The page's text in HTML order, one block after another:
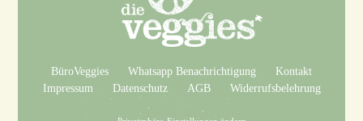
BüroVeggies Whatsapp Benachrichtigung
Kontakt
Impressum
Datenschutz AGB Widerrufsbelehrung